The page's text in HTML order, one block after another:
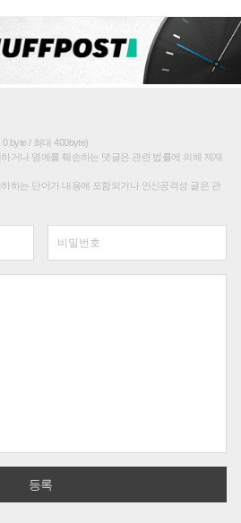
byte / 최대 400byte)
거나 명예를 훼손하는 댓글은 관련 법률에 의해 제재
하는 단어가 내용에 포함되거나 인신공격성 글은 관